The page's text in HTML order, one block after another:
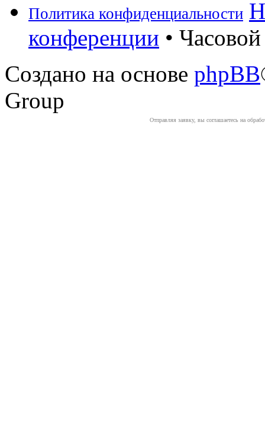
Политика конфиденциальности
конференции •
Создано на основе phpBB
Group
Отправляя заявку, вы соглашаетесь на